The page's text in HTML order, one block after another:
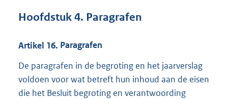
Hoofdstuk4. Paragrafen
Artikel 16. Paragrafen
De paragrafen in de begroting en het jaarverslag
voldoen voor wat betreft hun inhoud aan de eisen
die het Besluit begroting en verantwoording